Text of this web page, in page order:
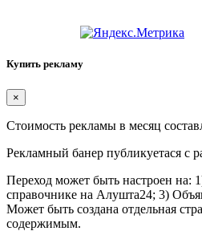
Купить рекламу
×
Стоимость рекламы в месяц
Рекламный банер публикуетася с
Переход может быть настроен на:
справочнике на Алушта24; 3)
Может быть создана отдельная
содержимым.